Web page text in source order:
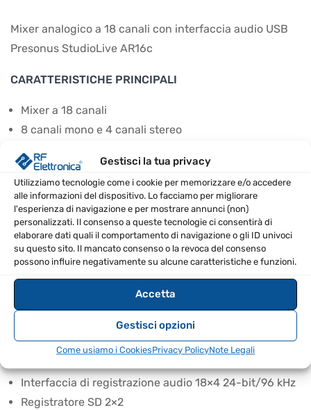
Gestisci la tua privacy
Utilizziamo tecnologie come i cookie per memorizzare e/o accedere
alle informazioni del dispositivo. Lo facciamo per migliorare
l'esperienza di navigazione e per mostrare annunci (non)
personalizzati. Il consenso a queste tecnologie ci consentirà di
elaborare dati quali il comportamento di navigazione o gli ID univoci
su questo sito. Il mancato consenso o la revoca del consenso
possono influire negativamente su alcune caratteristiche e funzioni.
Accetta
Gestisci opzioni
Come usiamo i CookiesPrivacy PolicyNote Legali
Mixer analogico a 18 canali con interfaccia audio USB
Presonus StudioLive AR16c
CARATTERISTICHE PRINCIPALI
Mixer a 18 canali
8 canali mono e 4 canali stereo
2 bus monitor con PFL solo
1 bus effetti stereo
1 ritorno effetti stereo
2 ingressi per strumenti
16 ingressi di linea bilanciati
2 inserti sbilanciati
12 ingressi microfonici bilanciati con preamplificatore
Alimentazione phantom globale a 48 V
Supercanale stereo con ingressi RCA stereo e
Interfaccia di registrazione audio 18×4 24-bit/96 kHz
Registratore SD 2×2